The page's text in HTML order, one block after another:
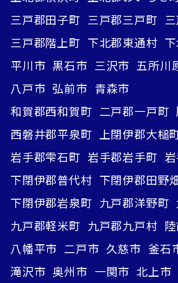
三戸郡田子町 三戸郡三戸町
三戸郡階上町 下北郡東通村
平川市 黒石市 三沢市 五所川
八戸市 弘前市 青森市
和賀郡西和賀町 二戸郡一戸町
西磐井郡平泉町 上閉伊郡大槌
岩手郡雫石町 岩手郡岩手町
下閉伊郡普代村 下閉伊郡田野
下閉伊郡岩泉町 九戸郡洋野町
九戸郡軽米町 九戸郡九戸村
八幡平市 二戸市 久慈市 釜石
滝沢市 奥州市 一関市 北上市